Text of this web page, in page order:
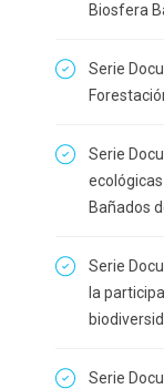
Biosfera
Serie
Serie
Bañados
Serie
la
Serie